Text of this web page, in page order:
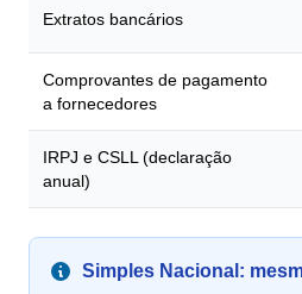
Extratos bancários
Comprovantes de pagamento
a fornecedores
IRPJ e CSLL (declaração
anual)
Simples Nacional: